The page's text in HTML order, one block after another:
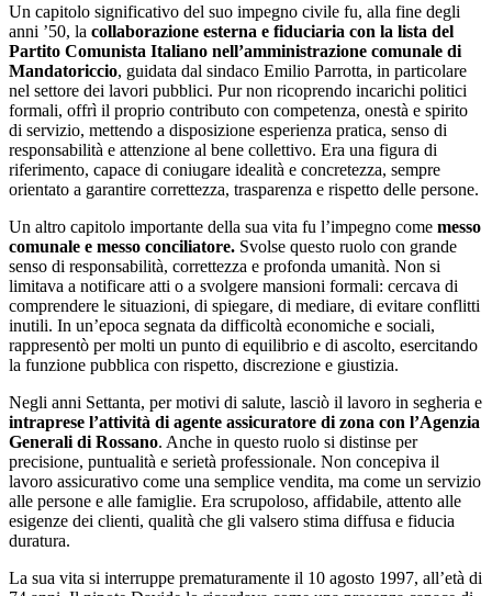
Un capitolo significativo del suo impegno civile fu, alla fine degli
anni ’50, la collaborazione esterna e fiduciaria con la lista del
Partito Comunista Italiano nell’amministrazione comunale di
Mandatoriccio, guidata dal sindaco Emilio Parrotta, in particolare
nel settore dei lavori pubblici. Pur non ricoprendo incarichi politici
formali, offrì il proprio contributo con competenza, onestà e spirito
di servizio, mettendo a disposizione esperienza pratica, senso di
responsabilità e attenzione al bene collettivo. Era una figura di
riferimento, capace di coniugare idealità e concretezza, sempre
orientato a garantire correttezza, trasparenza e rispetto delle persone.
Un altro capitolo importante della sua vita fu l’impegno come messo
comunale e messo conciliatore. Svolse questo ruolo con grande
senso di responsabilità, correttezza e profonda umanità. Non si
limitava a notificare atti o a svolgere mansioni formali: cercava di
comprendere le situazioni, di spiegare, di mediare, di evitare conflitti
inutili. In un’epoca segnata da difficoltà economiche e sociali,
rappresentò per molti un punto di equilibrio e di ascolto, esercitando
la funzione pubblica con rispetto, discrezione e giustizia.
Negli anni Settanta, per motivi di salute, lasciò il lavoro in segheria e
intraprese l’attività di agente assicuratore di zona con l’Agenzia
Generali di Rossano. Anche in questo ruolo si distinse per
precisione, puntualità e serietà professionale. Non concepiva il
lavoro assicurativo come una semplice vendita, ma come un servizio
alle persone e alle famiglie. Era scrupoloso, affidabile, attento alle
esigenze dei clienti, qualità che gli valsero stima diffusa e fiducia
duratura.
La sua vita si interruppe prematuramente il 10 agosto 1997, all’età di